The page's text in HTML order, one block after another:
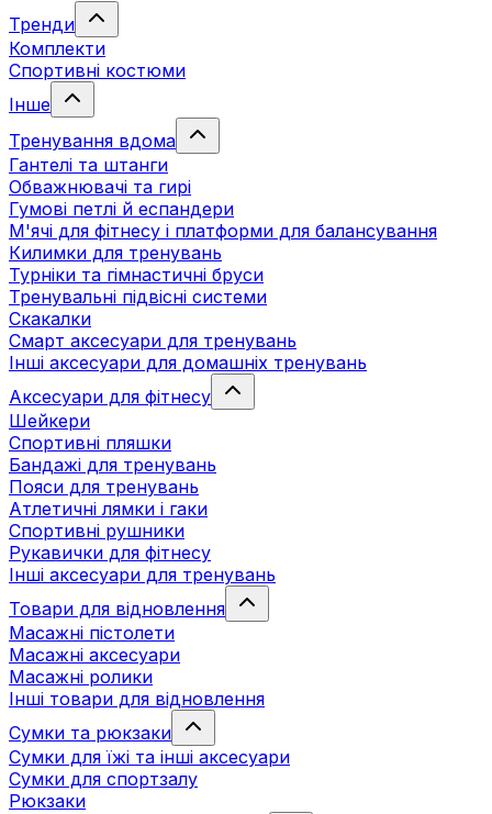
Тренди
Комплекти
Спортивні костюми
Інше
Тренування вдома
Гантелі та штанги
Обважнювачі та гирі
Гумові петлі й еспандери
М'ячі для фітнесу і платформи для балансування
Килимки для тренувань
Турніки та гімнастичні бруси
Тренувальні підвісні системи
Скакалки
Смарт аксесуари для тренувань
Інші аксесуари для домашніх тренувань
Аксесуари для фітнесу
Шейкери
Спортивні пляшки
Бандажі для тренувань
Пояси для тренувань
Атлетичні лямки і гаки
Спортивні рушники
Рукавички для фітнесу
Інші аксесуари для тренувань
Товари для відновлення
Масажні пістолети
Масажні аксесуари
Масажні ролики
Інші товари для відновлення
Сумки та рюкзаки
Сумки для їжі та інші аксесуари
Сумки для спортзалу
Рюкзаки